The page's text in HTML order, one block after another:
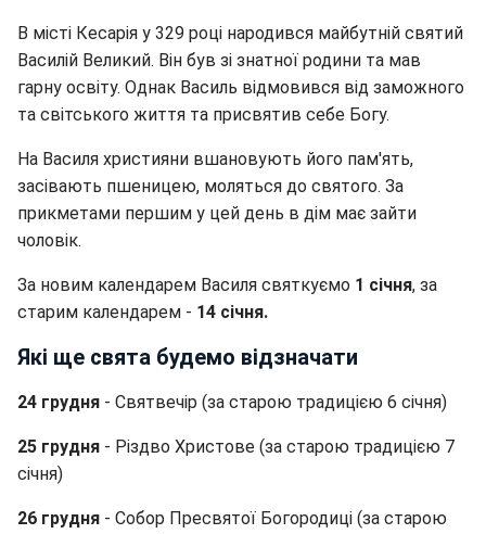
В місті Кесарія у 329 році народився майбутній святий
Василій Великий. Він був зі знатної родини та мав
гарну освіту. Однак Василь відмовився від заможного
та світського життя та присвятив себе Богу.
На Василя християни вшановують його пам'ять,
засівають пшеницею, моляться до святого. За
прикметами першим у цей день в дім має зайти
чоловік.
За новим календарем Василя святкуємо 1 січня, за
старим календарем - 14 січня.
Які ще свята будемо відзначати
24 грудня - Святвечір (за старою традицією 6 січня)
25 грудня - Різдво Христове (за старою традицією 7
січня)
26 грудня - Собор Пресвятої Богородиці (за старою